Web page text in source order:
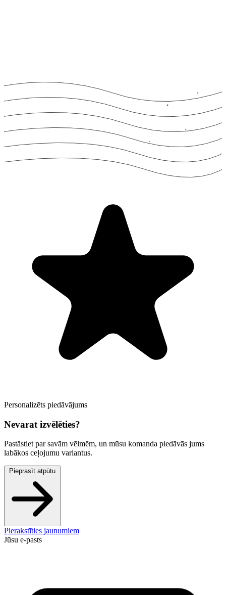
Personalizēts piedāvājums
Nevarat izvēlēties?
Pastāstiet par savām vēlmēm, un mūsu komanda piedāvās jums
labākos ceļojumu variantus.
Pieprasīt atpūtu
Pierakstīties jaunumiem
Jūsu e-pasts